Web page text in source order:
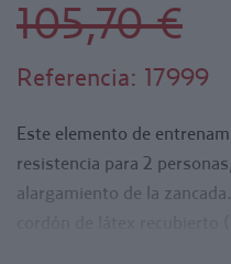
105,70 €
Referencia: 17999
Este elemento de
resistencia para 2
alargamiento de la
con enganche giratorio.